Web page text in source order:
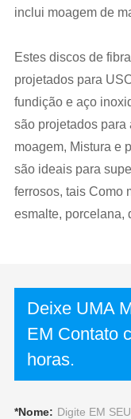
inclui moagem de
Estes discos de
projetados para
fundição e aço
são projetados para
moagem, Mistura e
são ideais para
ferrosos, tais Como
esmalte, porcelana,
Deixe UMA
EM Contato
horas.
*Nome: